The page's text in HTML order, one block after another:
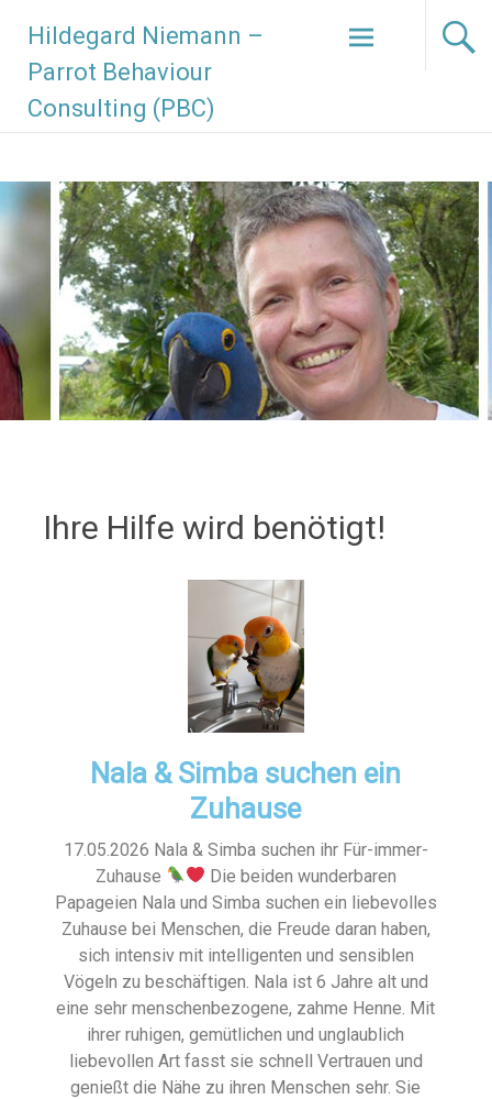
Hildegard Niemann –
Parrot Behaviour
Consulting (PBC)
Ihre Hilfe wird benötigt!
Nala & Simba suchen ein
Zuhause
17.05.2026 Nala & Simba suchen ihr Für-immer-
Zuhause
Die beiden wunderbaren
Papageien Nala und Simba suchen ein liebevolles
Zuhause bei Menschen, die Freude daran haben,
sich intensiv mit intelligenten und sensiblen
Vögeln zu beschäftigen. Nala ist 6 Jahre alt und
eine sehr menschenbezogene, zahme Henne. Mit
ihrer ruhigen, gemütlichen und unglaublich
liebevollen Art fasst sie schnell Vertrauen und
genießt die Nähe zu ihren Menschen sehr. Sie